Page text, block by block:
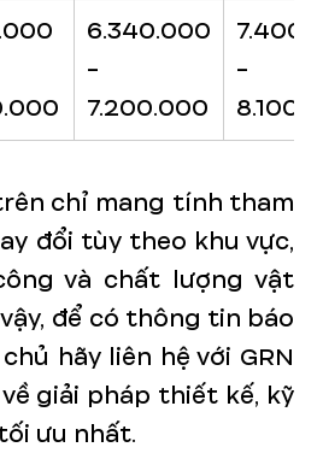
6.340.000
-
7.200.000
-
chỉ mang tính tham
đổi tùy theo khu vực,
và chất lượng vật
để có thông tin báo
hãy liên hệ với GRN
giải pháp thiết kế, kỹ
ưu nhất.